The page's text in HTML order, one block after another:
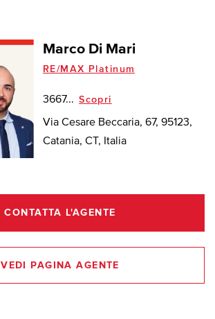
Marco Di Mari
RE/MAX Platinum
3667... Scopri
Via Cesare Beccaria, 67, 95123,
Catania, CT, Italia
CONTATTA L'AGENTE
VEDI PAGINA AGENTE